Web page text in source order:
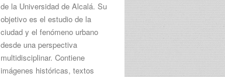
de la Universidad de Alcalá. Su
objetivo es el estudio de la
ciudad y el fenómeno urbano
desde una perspectiva
multidisciplinar. Contiene
imágenes históricas, textos